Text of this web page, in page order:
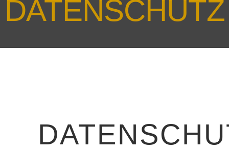
DATENSCHUTZ